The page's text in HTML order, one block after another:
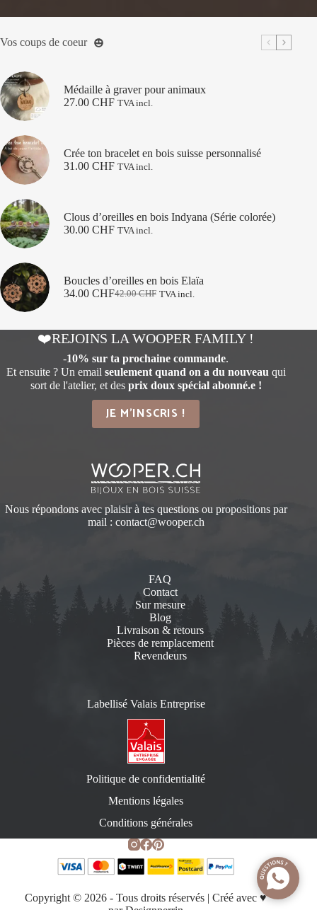
Vos coups de coeur
Médaille à graver pour animaux
27.00 CHF TVA incl.
Crée ton bracelet en bois suisse personnalisé
31.00 CHF TVA incl.
Clous d’oreilles en bois Indyana (Série colorée)
30.00 CHF TVA incl.
Boucles d’oreilles en bois Elaïa
42.00CHF
Le
était :
34.00 CHFLe
est :
TVA incl.
❤️REJOINS LA WOOPER FAMILY !
-10% sur ta prochaine commande.
Et ensuite ? Un email seulement quand on a du nouveau qui
sort de l'atelier, et des prix doux spécial abonné.e !
JE M'INSCRIS !
Nous répondons avec plaisir à tes questions ou propositions par
mail : contact@wooper.ch
FAQ
Contact
Sur mesure
Blog
Livraison & retours
Pièces de remplacement
Revendeurs
Labellisé Valais Entreprise
Politique de confidentialité
Mentions légales
Conditions générales
Copyright © 2026 - Tous droits réservés | Créé avec ♥️